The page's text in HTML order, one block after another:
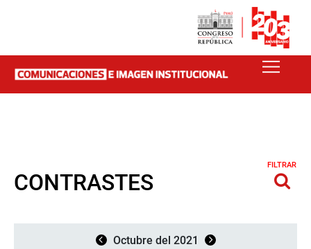
CONTRASTES
FILTRAR
Octubre del 2021